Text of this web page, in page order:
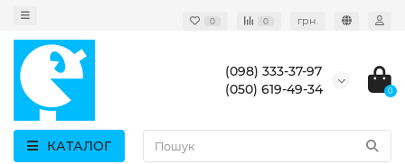
0 0 грн.
(098) 333-37-97
(050) 619-49-34
0
КАТАЛОГ